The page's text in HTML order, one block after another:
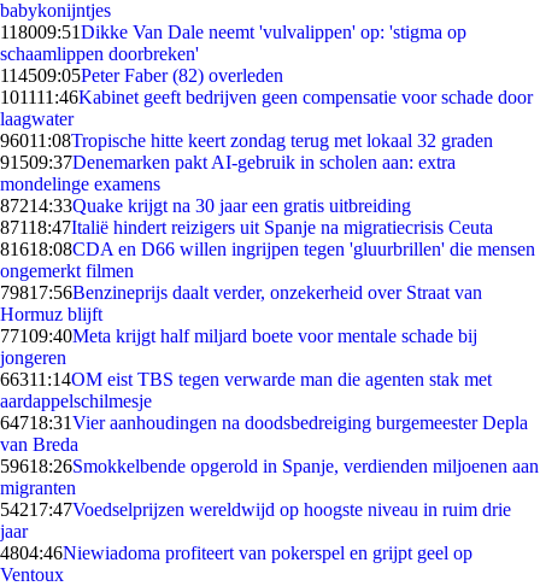
babykonijntjes
118009:51Dikke Van Dale neemt 'vulvalippen' op: 'stigma op
schaamlippen doorbreken'
114509:05Peter Faber (82) overleden
101111:46Kabinet geeft bedrijven geen compensatie voor schade door
laagwater
96011:08Tropische hitte keert zondag terug met lokaal 32 graden
91509:37Denemarken pakt AI-gebruik in scholen aan: extra
mondelinge examens
87214:33Quake krijgt na 30 jaar een gratis uitbreiding
87118:47Italië hindert reizigers uit Spanje na migratiecrisis Ceuta
81618:08CDA en D66 willen ingrijpen tegen 'gluurbrillen' die mensen
ongemerkt filmen
79817:56Benzineprijs daalt verder, onzekerheid over Straat van
Hormuz blijft
77109:40Meta krijgt half miljard boete voor mentale schade bij
jongeren
66311:14OM eist TBS tegen verwarde man die agenten stak met
aardappelschilmesje
64718:31Vier aanhoudingen na doodsbedreiging burgemeester Depla
van Breda
59618:26Smokkelbende opgerold in Spanje, verdienden miljoenen aan
migranten
54217:47Voedselprijzen wereldwijd op hoogste niveau in ruim drie
jaar
4804:46Niewiadoma profiteert van pokerspel en grijpt geel op
Ventoux